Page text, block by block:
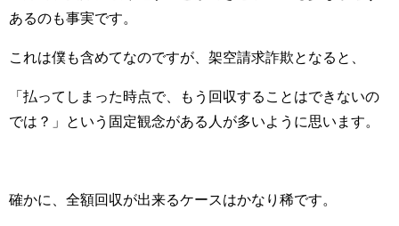
あるのも事実です。
これは僕も含めてなのですが、架空請求詐欺となると、
「払ってしまった時点で、もう回収することはできないの
では？」という固定観念がある人が多いように思います。
確かに、全額回収が出来るケースはかなり稀です。